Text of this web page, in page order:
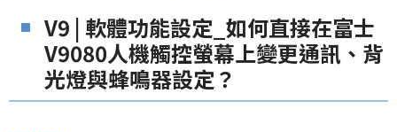
V9 | 軟體功能設定_如何直接在富士
V9080人機觸控螢幕上變更通訊、背
光燈與蜂鳴器設定？